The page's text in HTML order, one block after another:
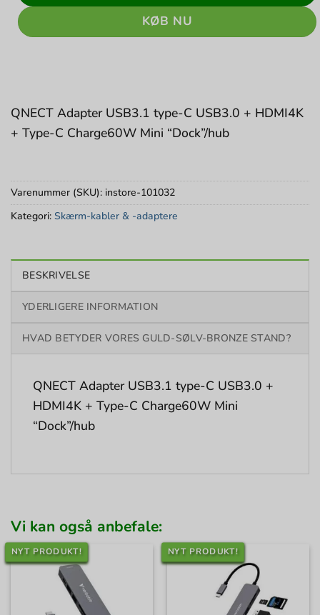
KØB NU
QNECT Adapter USB3.1 type-C USB3.0 + HDMI4K
+ Type-C Charge60W Mini “Dock”/hub
Varenummer (SKU): instore-101032
Kategori: Skærm-kabler & -adaptere
BESKRIVELSE
YDERLIGERE INFORMATION
HVAD BETYDER VORES GULD-SØLV-BRONZE STAND?
QNECT Adapter USB3.1 type-C USB3.0 +
HDMI4K + Type-C Charge60W Mini
“Dock”/hub
Vi kan også anbefale:
NYT PRODUKT! NYT PRODUKT!